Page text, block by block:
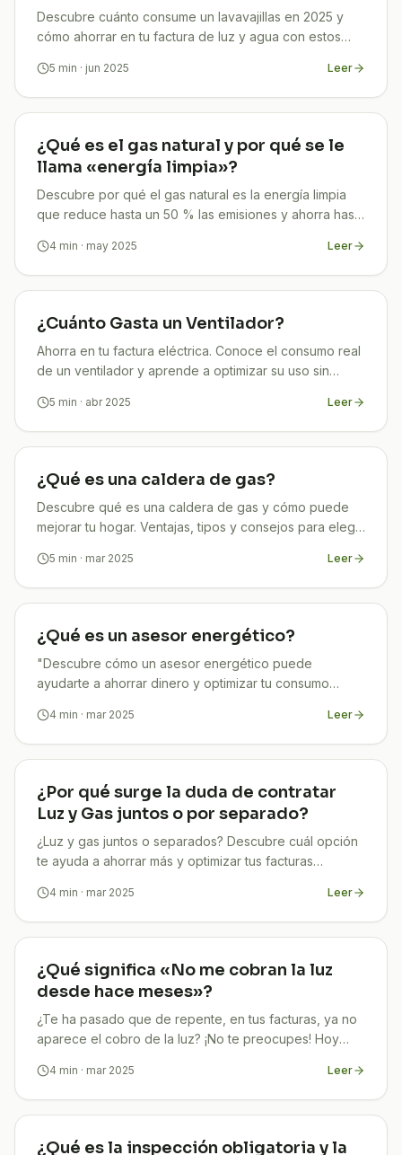
Descubre cuánto consume un lavavajillas en 2025 y
cómo ahorrar en tu factura de luz y agua con estos
5 min · jun 2025 Leer
¿Qué es el gas natural y por qué se le
llama «energía limpia»?
Descubre por qué el gas natural es la energía limpia
que reduce hasta un 50 % las emisiones y ahorra hasta
4 min · may 2025 Leer
¿Cuánto Gasta un Ventilador?
Ahorra en tu factura eléctrica. Conoce el consumo real
de un ventilador y aprende a optimizar su uso sin
5 min · abr 2025 Leer
¿Qué es una caldera de gas?
Descubre qué es una caldera de gas y cómo puede
mejorar tu hogar. Ventajas, tipos y consejos para elegir
5 min · mar 2025 Leer
¿Qué es un asesor energético?
"Descubre cómo un asesor energético puede
ayudarte a ahorrar dinero y optimizar tu consumo
4 min · mar 2025 Leer
¿Por qué surge la duda de contratar
Luz y Gas juntos o por separado?
¿Luz y gas juntos o separados? Descubre cuál opción
te ayuda a ahorrar más y optimizar tus facturas
4 min · mar 2025 Leer
¿Qué significa «No me cobran la luz
desde hace meses»?
¿Te ha pasado que de repente, en tus facturas, ya no
aparece el cobro de la luz? ¡No te preocupes! Hoy
4 min · mar 2025 Leer
¿Qué es la inspección obligatoria y la